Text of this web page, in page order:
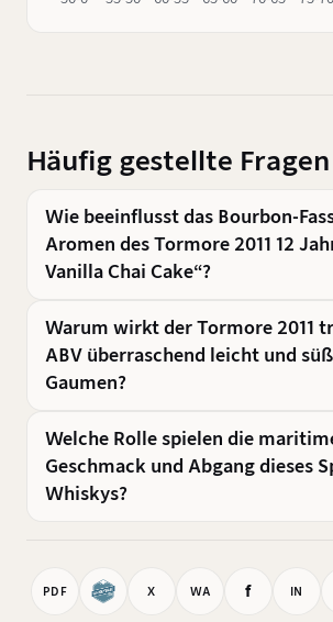
Häufig gestellte Fragen
Wie beeinflusst das Bourbon-
Aromen des Tormore 2011 12
Vanilla Chai Cake“?
Warum wirkt der Tormore 2011
ABV überraschend leicht und
Gaumen?
Welche Rolle spielen die
Geschmack und Abgang dieses
Whiskys?
PDF X WA f IN